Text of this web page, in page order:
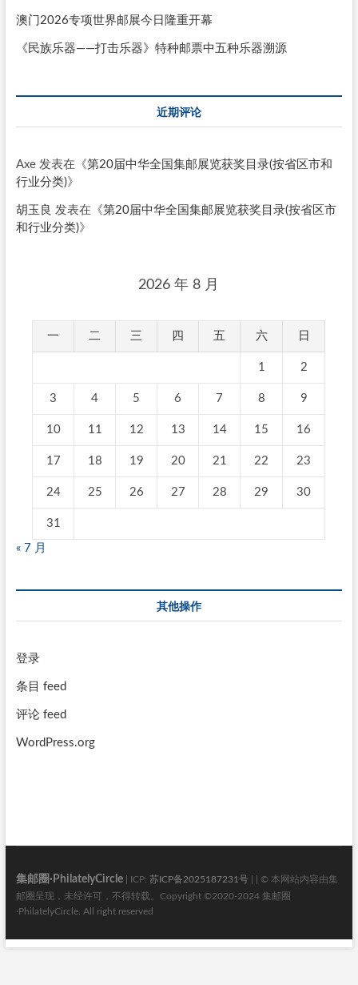
澳门2026专项世界邮展今日隆重开幕
《民族乐器——打击乐器》特种邮票中五种乐器溯源
近期评论
Axe发表在《第20届中华全国集邮展览获奖目录(按省区市和
行业分类)》
胡玉良 发表在《第20届中华全国集邮展览获奖目录(按省区市
和行业分类)》
2026 年 8 月
一 二 三 四 五 六 日
1 2
3 4 5 6 7 8 9
10 11 12 13 14 15 16
17 18 19 20 21 22 23
24 25 26 27 28 29 30
31
« 7 月
其他操作
登录
条目 feed
评论 feed
WordPress.org
集邮圈·PhilatelyCircle| ICP: 苏ICP备2025187231号| | © 本网站内容由集
邮圈呈现，未经许可，不得转载。Copyright ©2020-2024 集邮圈
·PhilatelyCircle. All right reserved